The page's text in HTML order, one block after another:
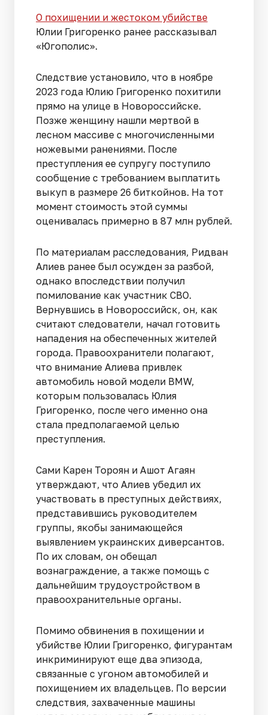
О похищении и жестоком убийстве
Юлии Григоренко ранее рассказывал
«Югополис».
Следствие установило, что в ноябре
2023 года Юлию Григоренко похитили
прямо на улице в Новороссийске.
Позже женщину нашли мертвой в
лесном массиве с многочисленными
ножевыми ранениями. После
преступления ее супругу поступило
сообщение с требованием выплатить
выкуп в размере 26 биткойнов. На тот
момент стоимость этой суммы
оценивалась примерно в 87 млн рублей.
По материалам расследования, Ридван
Алиев ранее был осужден за разбой,
однако впоследствии получил
помилование как участник СВО.
Вернувшись в Новороссийск, он, как
считают следователи, начал готовить
нападения на обеспеченных жителей
города. Правоохранители полагают,
что внимание Алиева привлек
автомобиль новой модели BMW,
которым пользовалась Юлия
Григоренко, после чего именно она
стала предполагаемой целью
преступления.
Сами Карен Тороян и Ашот Агаян
утверждают, что Алиев убедил их
участвовать в преступных действиях,
представившись руководителем
группы, якобы занимающейся
выявлением украинских диверсантов.
По их словам, он обещал
вознаграждение, а также помощь с
дальнейшим трудоустройством в
правоохранительные органы.
Помимо обвинения в похищении и
убийстве Юлии Григоренко, фигурантам
инкриминируют еще два эпизода,
связанные с угоном автомобилей и
похищением их владельцев. По версии
следствия, захваченные машины